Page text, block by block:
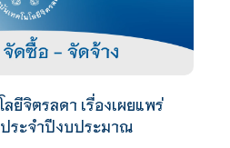
ยีจิตรลดา เรื่องเผยแพร่
ระจำปีงบประมาณ